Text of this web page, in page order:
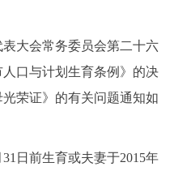
开
务 部门服务
大会常务委员会第二十六
口与计划生育条例》的决
荣证》的有关问题通知如
日前生育或夫妻于2015年